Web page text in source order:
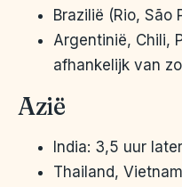
Brazilië (Rio, São
Argentinië, Chili,
afhankelijk van
Azië
India: 3,5 uur later
Thailand,